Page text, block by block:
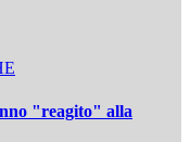
"reagito" alla